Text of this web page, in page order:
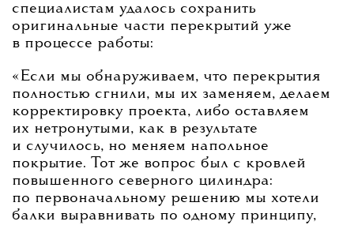
специалистам удалось сохранить
оригинальные части перекрытий уже
в процессе работы:
«Если мы обнаруживаем, что перекрытия
полностью сгнили, мы их заменяем, делаем
корректировку проекта, либо оставляем
их нетронутыми, как в результате
и случилось, но меняем напольное
покрытие. Тот же вопрос был с кровлей
повышенного северного цилиндра:
по первоначальному решению мы хотели
балки выравнивать по одному принципу,